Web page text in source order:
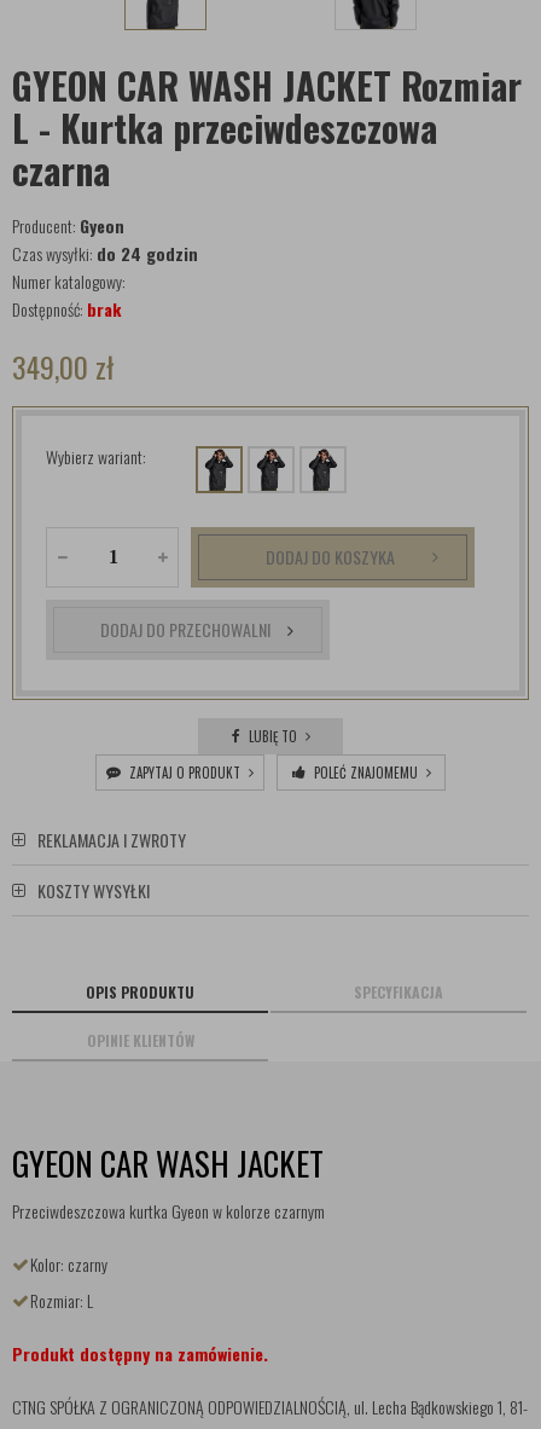
GYEON CAR WASH JACKET Rozmiar
L - Kurtka przeciwdeszczowa
czarna
Producent: Gyeon
Czas wysyłki: do 24 godzin
Numer katalogowy:
Dostępność: brak
349,00 zł
Wybierz wariant:
DODAJ DO KOSZYKA
DODAJ DO PRZECHOWALNI
LUBIĘ TO
ZAPYTAJ O PRODUKT
POLEĆ ZNAJOMEMU
REKLAMACJA I ZWROTY
KOSZTY WYSYŁKI
OPIS PRODUKTU SPECYFIKACJA
OPINIE KLIENTÓW
GYEON CAR WASH JACKET
Przeciwdeszczowa kurtka Gyeon w kolorze czarnym
Kolor: czarny
Rozmiar: L
Produkt dostępny na zamówienie.
CTNG SPÓŁKA Z OGRANICZONĄ ODPOWIEDZIALNOŚCIĄ, ul. Lecha Bądkowskiego 1, 81-